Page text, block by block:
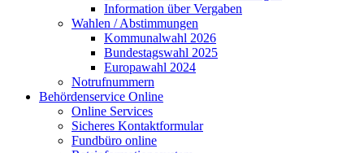
Information über Vergaben
Wahlen / Abstimmungen
Kommunalwahl 2026
Bundestagswahl 2025
Europawahl 2024
Notrufnummern
Behördenservice Online
Online Services
Sicheres Kontaktformular
Fundbüro online